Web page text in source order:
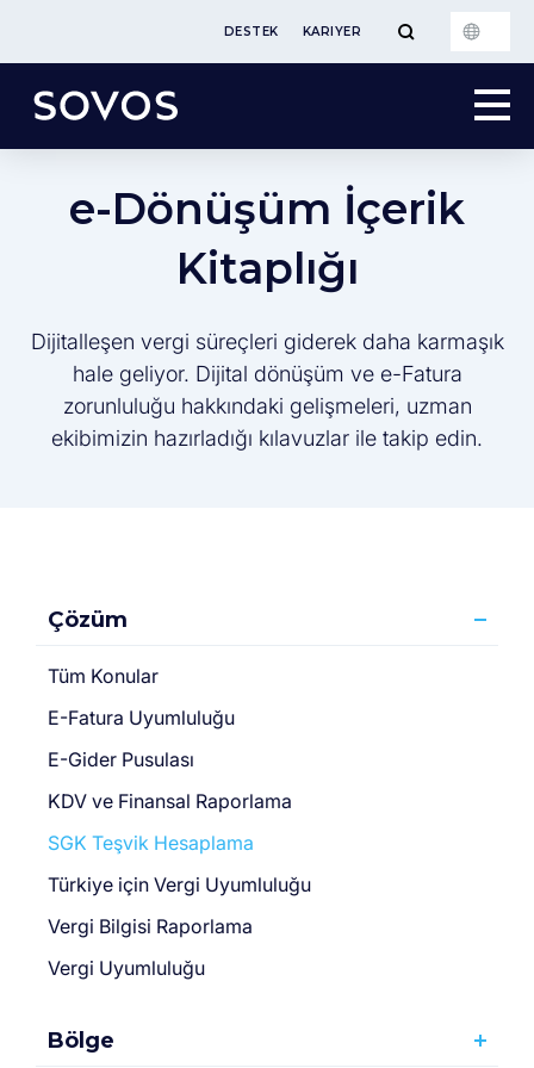
DESTEK KARIYER
e-Dönüşüm İçerik
Kitaplığı
Dijitalleşen vergi süreçleri giderek daha karmaşık
hale geliyor. Dijital dönüşüm ve e-Fatura
zorunluluğu hakkındaki gelişmeleri, uzman
ekibimizin hazırladığı kılavuzlar ile takip edin.
Çözüm
Tüm Konular
E-Fatura Uyumluluğu
E-Gider Pusulası
KDV ve Finansal Raporlama
SGK Teşvik Hesaplama
Türki̇ye için Vergi̇ Uyumluluğu
Vergi Bilgisi Raporlama
Vergi Uyumluluğu
Bölge